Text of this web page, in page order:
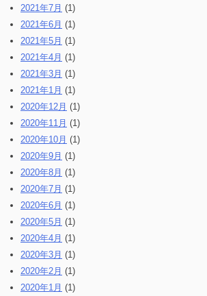
2021年7月 (1)
2021年6月 (1)
2021年5月 (1)
2021年4月 (1)
2021年3月 (1)
2021年1月 (1)
2020年12月 (1)
2020年11月 (1)
2020年10月 (1)
2020年9月 (1)
2020年8月 (1)
2020年7月 (1)
2020年6月 (1)
2020年5月 (1)
2020年4月 (1)
2020年3月 (1)
2020年2月 (1)
2020年1月 (1)